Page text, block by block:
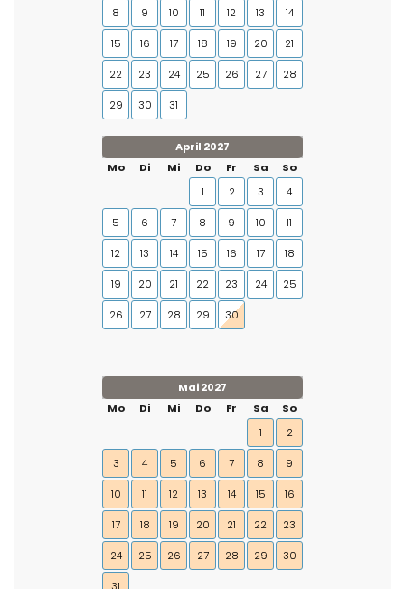
8 9 10 11 12 13 14
15 16 17 18 19 20 21
22 23 24 25 26 27 28
29 30 31
April 2027
Mo
Di Mi Do Fr Sa
So
1
2 3 4
5 6 7 8 9 10 11
12 13 14 15 16 17 18
19 20 21 22 23 24 25
26 27 28 29 30
Mai 2027
Mo
Di Mi Do Fr Sa
So
1
2
3 4 5 6 7 8 9
10 11 12 13 14 15 16
17 18 19 20 21 22 23
24 25 26 27 28 29 30